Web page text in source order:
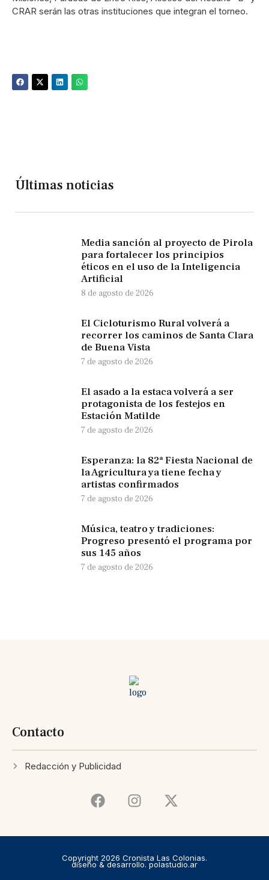
CRAR serán las otras instituciones que integran el torneo.
Últimas noticias
Media sanción al proyecto de Pirola
para fortalecer los principios
éticos en el uso de la Inteligencia
Artificial
8 de agosto de 2026
El Cicloturismo Rural volverá a
recorrer los caminos de Santa Clara
de Buena Vista
7 de agosto de 2026
El asado a la estaca volverá a ser
protagonista de los festejos en
Estación Matilde
7 de agosto de 2026
Esperanza: la 82ª Fiesta Nacional de
la Agricultura ya tiene fecha y
artistas confirmados
7 de agosto de 2026
Música, teatro y tradiciones:
Progreso presentó el programa por
sus 145 años
7 de agosto de 2026
Contacto
Redacción y Publicidad
Copyright 2026 Cronista Las Colonias.
diseño & desarrollo. polastudio.ar